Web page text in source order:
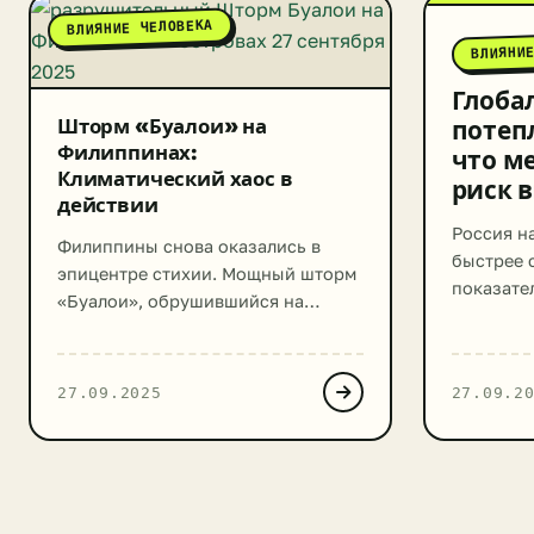
ВЛИЯНИЕ ЧЕЛОВЕКА
Шторм «Буалои» на
Филиппинах:
Климатический хаос в
действии
Филиппины снова оказались в
эпицентре стихии. Мощный шторм
«Буалои», обрушившийся на
принес с собой хаос и
разрушения, став очередным
растущей угрозе экстремальных
27.09.2025
что
риск
Россия
быстрее